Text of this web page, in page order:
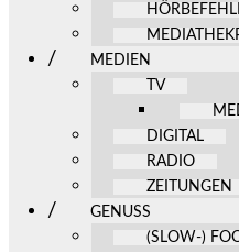
MEDIEN
TV
DIGITAL
RADIO
ZEITUNGEN
GENUSS
(SLOW-)